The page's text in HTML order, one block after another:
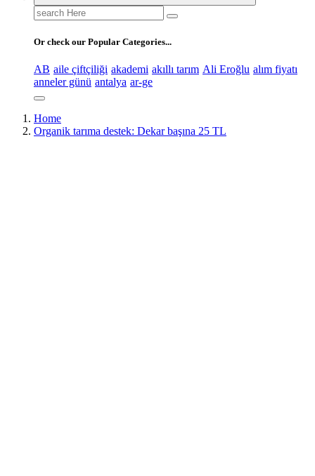
Search
for:
Or check our Popular Categories...
AB aile çiftçiliği akademi akıllı tarım Ali Eroğlu alım fiyatı
anneler günü antalya ar-ge
Home
Organik tarıma destek: Dekar başına 25 TL